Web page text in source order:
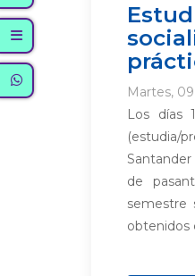
Martes,
Los días
(estudia/
de
semestre
obtenidos